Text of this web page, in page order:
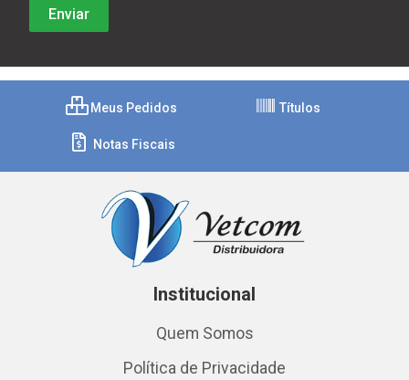
Meus Pedidos Títulos
Notas Fiscais
Institucional
Quem Somos
Política de Privacidade